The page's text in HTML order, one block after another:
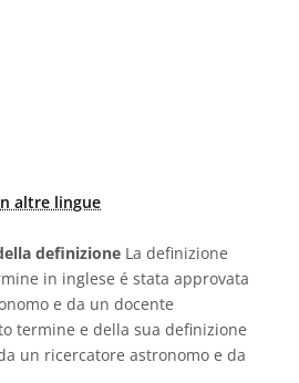
altre lingue
definizione La definizione
in inglese é stata approvata
e da un docente
termine e della sua definizione
un ricercatore astronomo e da